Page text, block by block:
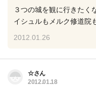
３つの城を観に行きたく
イシュルもメルク修道院
2012.01.26
☆さん
2012.01.18